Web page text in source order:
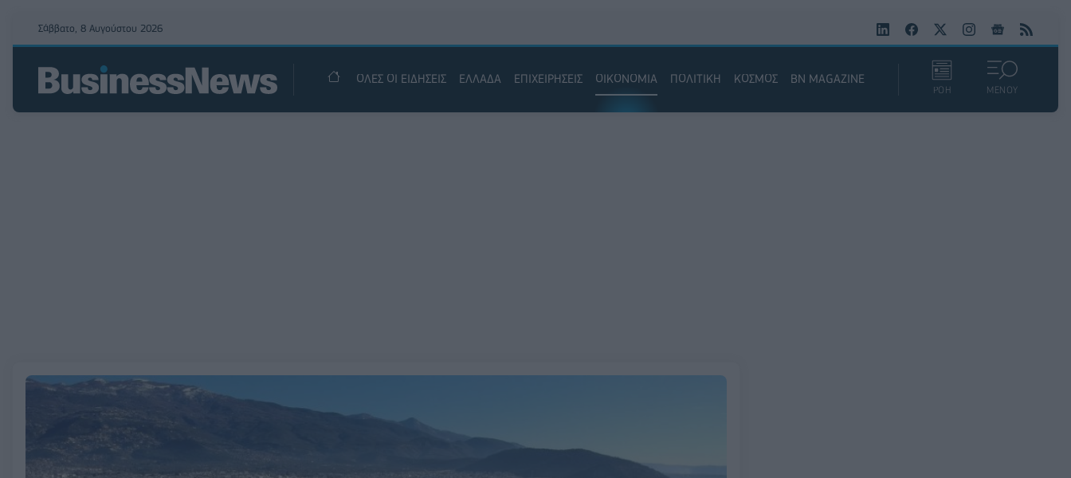
Σάββατο, 8 Αυγούστου 2026
ΟΛΕΣ ΟΙ ΕΙΔΗΣΕΙΣ ΕΛΛΑΔΑ ΕΠΙΧΕΙΡΗΣΕΙΣ ΟΙΚΟΝΟΜΙΑ ΠΟΛΙΤΙΚΗ ΚΟΣΜΟΣ BN MAGAZINE
ΡΟΗ ΜΕΝΟΥ